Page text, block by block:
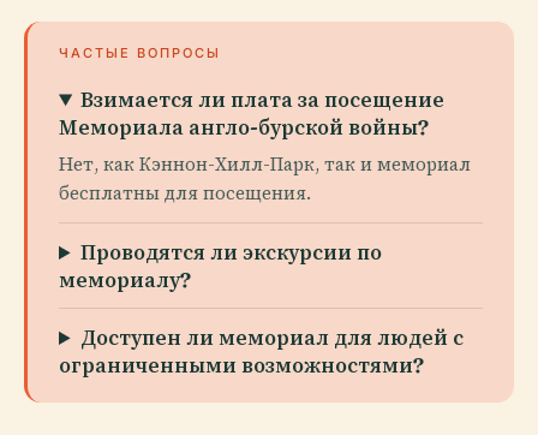
ЧАСТЫЕ ВОПРОСЫ
Взимается ли плата за посещение
Мемориала англо-бурской войны?
Нет, как Кэннон-Хилл-Парк, так и мемориал
бесплатны для посещения.
Проводятся ли экскурсии по
мемориалу?
Доступен ли мемориал для людей с
ограниченными возможностями?